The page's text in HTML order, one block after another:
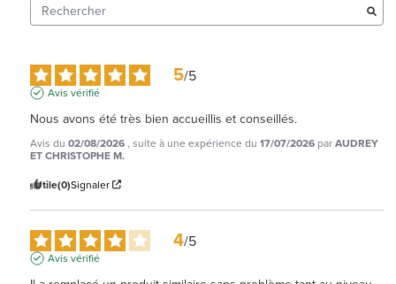
5/5
Avis vérifié
Nous avons été très bien accueillis et conseillés.
Avis du 02/08/2026, suite à une expérience du 17/07/2026 parAUDREY
ET CHRISTOPHE M.
Utile(0)Signaler
4/5
Avis vérifié